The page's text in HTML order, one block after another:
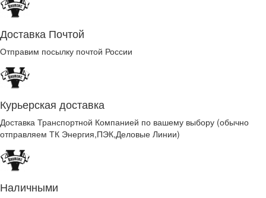
Доставка Почтой
Отправим посылку почтой России
Курьерская доставка
Доставка Транспортной Компанией по вашему выбору (обычно
отправляем ТК Энергия,ПЭК,Деловые Линии)
Наличными